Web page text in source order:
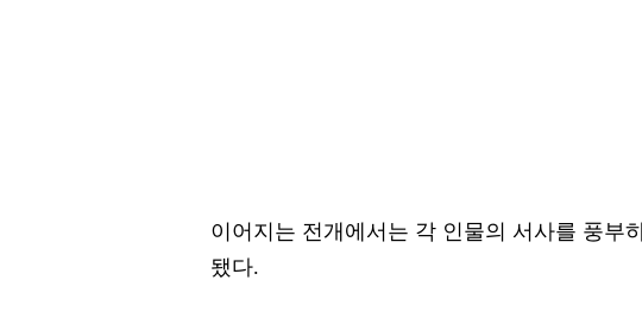
이어지는 전개에서는 각 인물의 서사를 풍부
됐다.